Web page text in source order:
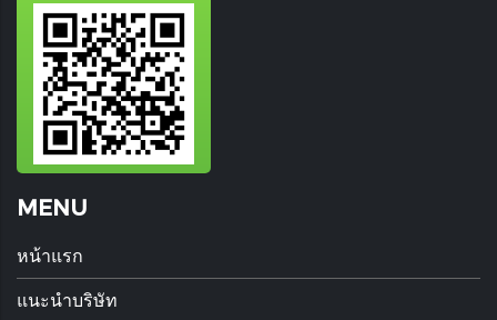
MENU
หน้าแรก
แนะนำบริษัท